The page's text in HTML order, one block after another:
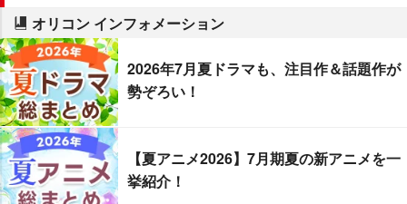
オリコン インフォメーション
2026年7月夏ドラマも、注目作＆話題作が
勢ぞろい！
【夏アニメ2026】7月期夏の新アニメを一
挙紹介！